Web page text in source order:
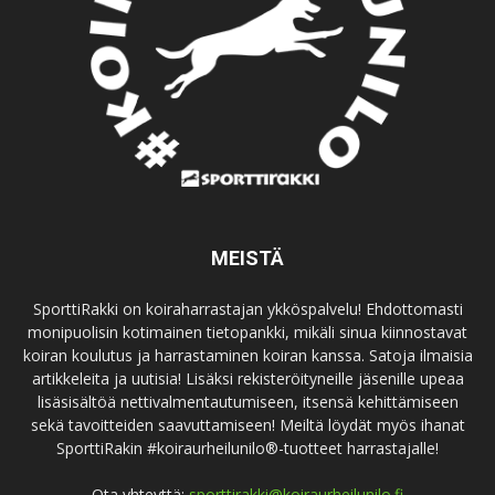
MEISTÄ
SporttiRakki on koiraharrastajan ykköspalvelu! Ehdottomasti
monipuolisin kotimainen tietopankki, mikäli sinua kiinnostavat
koiran koulutus ja harrastaminen koiran kanssa. Satoja ilmaisia
artikkeleita ja uutisia! Lisäksi rekisteröityneille jäsenille upeaa
lisäsisältöä nettivalmentautumiseen, itsensä kehittämiseen
sekä tavoitteiden saavuttamiseen! Meiltä löydät myös ihanat
SporttiRakin #koiraurheilunilo®-tuotteet harrastajalle!